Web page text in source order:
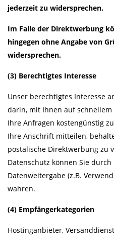
jederzeit zu widersprechen.
Im Falle der Direktwerbung
hingegen ohne Angabe von
widersprechen.
(3) Berechtigtes Interesse
Unser berechtigtes Interesse
darin, mit Ihnen auf
Ihre Anfragen kostengünstig
Ihre Anschrift mitteilen,
postalische Direktwerbung zu
Datenschutz können Sie
Datenweitergabe (z.B.
wahren.
(4) Empfängerkategorien
Hostinganbieter,